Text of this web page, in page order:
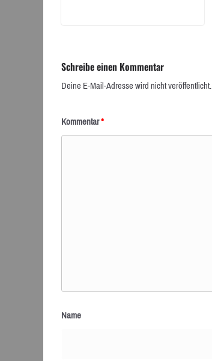
Schreibe einen Kommentar
Deine E-Mail-Adresse wird nicht veröffentlicht.
Kommentar*
Name